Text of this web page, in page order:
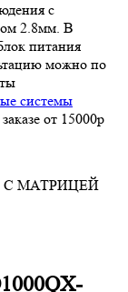
с
2.8мм. В
питания
можно по
системы
от 15000р